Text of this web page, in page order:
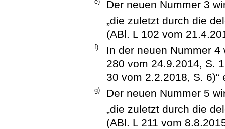
Der neuen Nummer 3
„die zuletzt durch die
(ABl. L 102 vom
f)
In der neuen Nummer 4
280 vom 24.9.2014, S.
30 vom 2.2.2018, S. 6)“
g)
Der neuen Nummer 5
„die zuletzt durch die
(ABl. L 211 vom